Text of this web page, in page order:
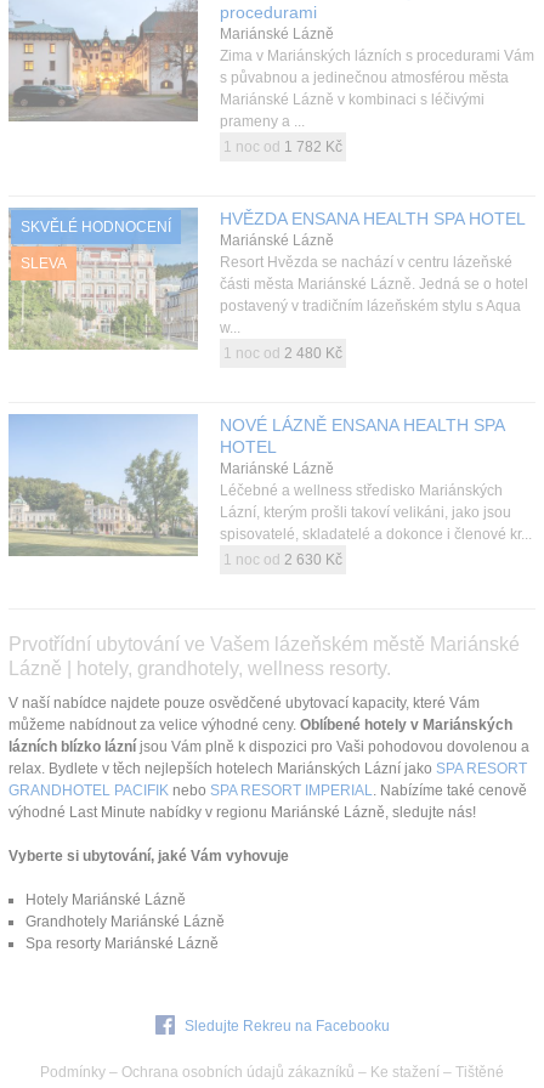
procedurami
Mariánské Lázně
Zima v Mariánských lázních s procedurami Vám
s půvabnou a jedinečnou atmosférou města
Mariánské Lázně v kombinaci s léčivými
prameny a ...
1 noc od 1 782 Kč
SKVĚLÉ HODNOCENÍ
SLEVA
HVĚZDA ENSANA HEALTH SPA HOTEL
Mariánské Lázně
Resort Hvězda se nachází v centru lázeňské
části města Mariánské Lázně. Jedná se o hotel
postavený v tradičním lázeňském stylu s Aqua
w...
1 noc od 2 480 Kč
NOVÉ LÁZNĚ ENSANA HEALTH SPA
HOTEL
Mariánské Lázně
Léčebné a wellness středisko Mariánských
Lázní, kterým prošli takoví velikáni, jako jsou
spisovatelé, skladatelé a dokonce i členové kr...
1 noc od 2 630 Kč
Prvotřídní ubytování ve Vašem lázeňském městě Mariánské
Lázně | hotely, grandhotely, wellness resorty.
V naší nabídce najdete pouze osvědčené ubytovací kapacity, které Vám
můžeme nabídnout za velice výhodné ceny. Oblíbené hotely v Mariánských
lázních blízko lázní jsou Vám plně k dispozici pro Vaši pohodovou dovolenou a
relax. Bydlete v těch nejlepších hotelech Mariánských Lázní jako SPA RESORT
GRANDHOTEL PACIFIK nebo SPA RESORT IMPERIAL
. Nabízíme také cenově
výhodné Last Minute nabídky v regionu Mariánské Lázně, sledujte nás!
Vyberte si ubytování, jaké Vám vyhovuje
Hotely Mariánské Lázně
Grandhotely Mariánské Lázně
Spa resorty Mariánské Lázně
Sledujte Rekreu na Facebooku
Podmínky – Ochrana osobních údajů zákazníků – Ke stažení – Tištěné